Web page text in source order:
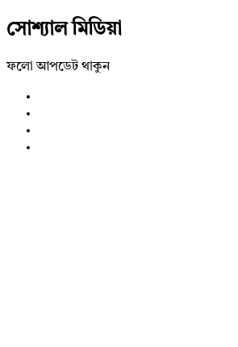
সোশ্যাল মিডিয়া
ফলো আপডেট থাকুন